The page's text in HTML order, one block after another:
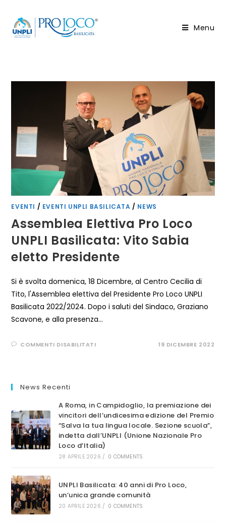
contenuto
Menu
EVENTI / EVENTI UNPLI BASILICATA / NEWS
Assemblea Elettiva Pro Loco
UNPLI Basilicata: Vito Sabia
eletto Presidente
Si è svolta domenica, 18 Dicembre, al Centro Cecilia di
Tito, l'Assemblea elettiva del Presidente Pro Loco UNPLI
Basilicata 2022/2024. Dopo i saluti del Sindaco, Graziano
Scavone, e alla presenza…
COMMENTI DISABILITATISU
ELETTO
PRESIDENTE
19 DICEMBRE 2022
News Recenti
A Roma, in Campidoglio, la premiazione dei
vincitori dell’undicesima edizione del Premio
“Salva la tua lingua locale. Sezione scuola”,
indetta dall’UNPLI (Unione Nazionale Pro
Loco d’Italia)
28 APRILE 2026 / 0 COMMENTS
UNPLI Basilicata: 40 anni di Pro Loco,
un’unica grande comunità
20 APRILE 2026 / 0 COMMENTS